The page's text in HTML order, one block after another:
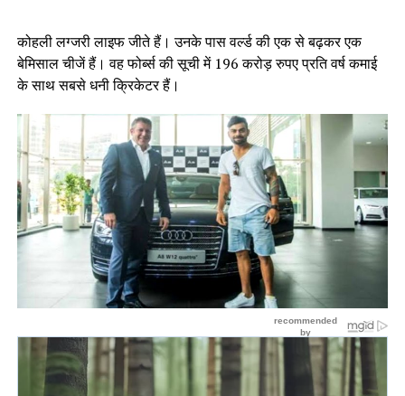
कोहली लग्जरी लाइफ जीते हैं। उनके पास वर्ल्ड की एक से बढ़कर एक
बेमिसाल चीजें हैं। वह फोर्ब्स की सूची में 196 करोड़ रुपए प्रति वर्ष कमाई
के साथ सबसे धनी क्रिकेटर हैं।